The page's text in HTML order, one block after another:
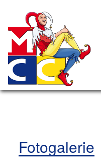
Fotogalerie